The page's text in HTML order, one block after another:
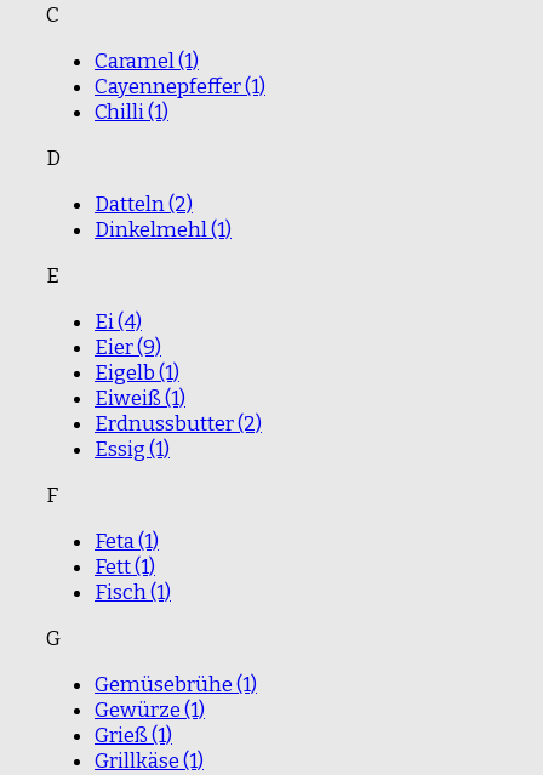
C
Caramel(1)
Cayennepfeffer(1)
Chilli(1)
D
Datteln(2)
Dinkelmehl(1)
E
Ei(4)
Eier(9)
Eigelb(1)
Eiweiß(1)
Erdnussbutter(2)
Essig(1)
F
Feta(1)
Fett(1)
Fisch(1)
G
Gemüsebrühe(1)
Gewürze(1)
Grieß(1)
Grillkäse(1)